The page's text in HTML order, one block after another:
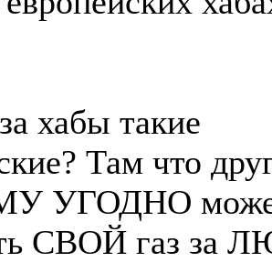
хабы такие
Там что
УГОДНО
СВОЙ газ за